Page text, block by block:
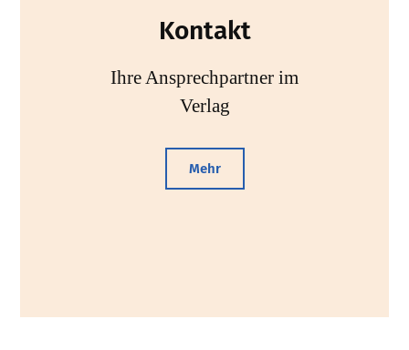
Kontakt
Ihre Ansprechpartner im
Verlag
Mehr